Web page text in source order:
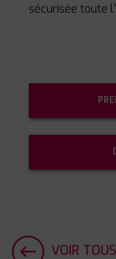
VOIR
sécurisée toute